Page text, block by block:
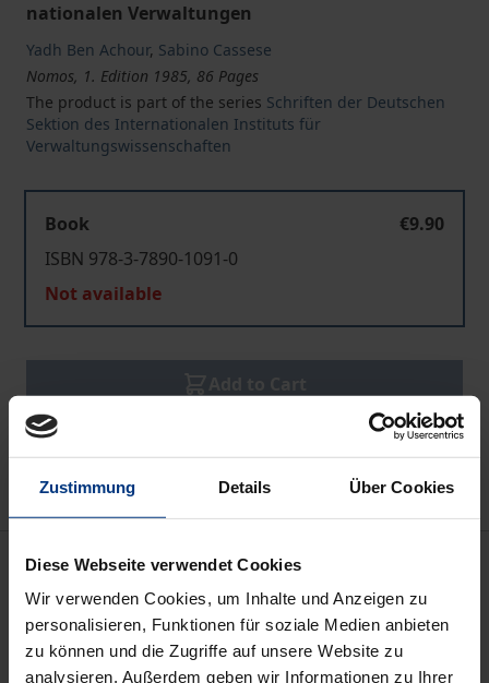
Zustimmung Details Über Cookies
Diese Webseite verwendet Cookies
Wir verwenden Cookies, um Inhalte und Anzeigen zu
personalisieren, Funktionen für soziale Medien anbieten
zu können und die Zugriffe auf unsere Website zu
analysieren. Außerdem geben wir Informationen zu Ihrer
nationalen Verwaltungen
Yadh Ben Achour, Sabino Cassese
Nomos, 1. Edition 1985, 86 Pages
The product is part of the series Schriften der Deutschen
Sektion des Internationalen Instituts für
Verwaltungswissenschaften
Book
€9.90
ISBN 978-3-7890-1091-0
Not available
Add to Wish List
Bibliographical data
Edition
1